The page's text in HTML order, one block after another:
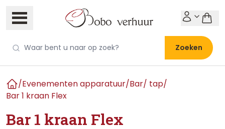
Zoeken
Home
/Evenementen apparatuur/Bar/ tap/
Bar 1 kraan Flex
Bar 1 kraan Flex